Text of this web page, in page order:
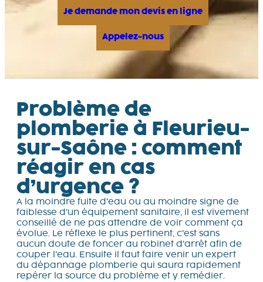
Je demande mon devis en ligne
Appelez-nous
Problème de
plomberie à Fleurieu-
sur-Saône : comment
réagir en cas
d’urgence ?
A la moindre fuite d’eau ou au moindre signe de
faiblesse d’un équipement sanitaire, il est vivement
conseillé de ne pas attendre de voir comment ça
évolue. Le réflexe le plus pertinent, c’est sans
aucun doute de foncer au robinet d’arrêt afin de
couper l’eau. Ensuite il faut faire venir un expert
du dépannage plomberie qui saura rapidement
repérer la source du problème et y remédier.